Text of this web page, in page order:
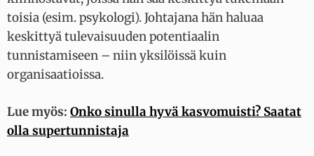
toisia (esim. psykologi). Johtajana hän haluaa
keskittyä tulevaisuuden potentiaalin
tunnistamiseen – niin yksilöissä kuin
organisaatioissa.
Lue myös: Onko sinulla hyvä kasvomuisti? Saatat
olla supertunnistaja